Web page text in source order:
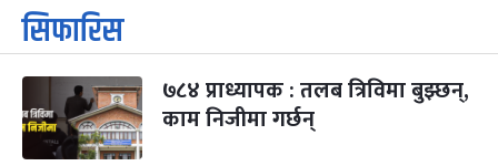
१
आइत
कार्तिक सङ्क्रान्ति
कार्तिक १, २०८३
३
मंगल
महानवमी
कार्तिक ३, २०८३-Oct 20, 2026
२ महिना बाँकी
सिफारिस
७८४ प्राध्यापक : तलब त्रिविमा बुझ्छन्,
काम निजीमा गर्छन्